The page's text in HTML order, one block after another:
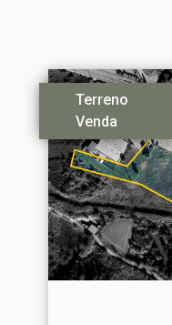
Terreno
Venda